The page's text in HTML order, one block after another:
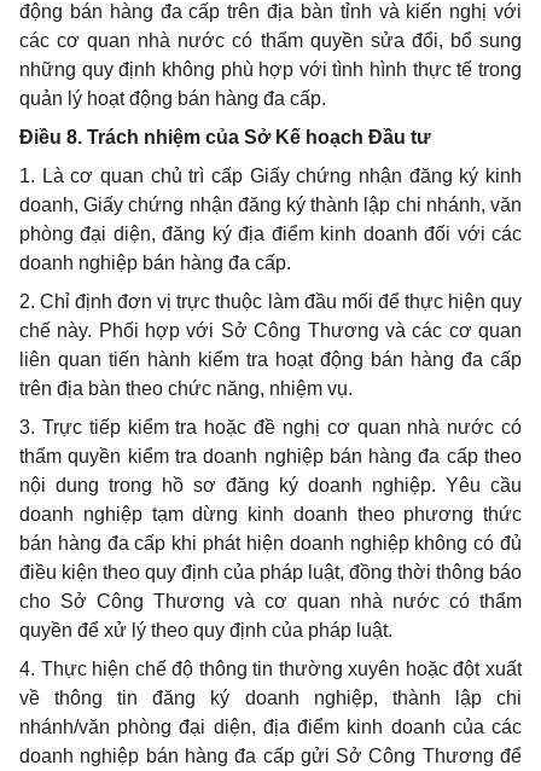
động bán hàng đa cấp trên địa bàn tỉnh và kiến nghị với
các cơ quan nhà nước có thẩm quyền sửa đổi, bổ sung
những quy định không phù hợp với tình hình thực tế trong
quản lý hoạt động bán hàng đa cấp.
Điều 8. Trách nhiệm của Sở Kế hoạch Đầu tư
1. Là cơ quan chủ trì cấp Giấy chứng nhận đăng ký kinh
doanh, Giấy chứng nhận đăng ký thành lập chi nhánh, văn
phòng đại diện, đăng ký địa điểm kinh doanh đối với các
doanh nghiệp bán hàng đa cấp.
2. Chỉ định đơn vị trực thuộc làm đầu mối để thực hiện quy
chế này. Phối hợp với Sở Công Thương và các cơ quan
liên quan tiến hành kiểm tra hoạt động bán hàng đa cấp
trên địa bàn theo chức năng, nhiệm vụ.
3. Trực tiếp kiểm tra hoặc đề nghị cơ quan nhà nước có
thẩm quyền kiểm tra doanh nghiệp bán hàng đa cấp theo
nội dung trong hồ sơ đăng ký doanh nghiệp. Yêu cầu
doanh nghiệp tạm dừng kinh doanh theo phương thức
bán hàng đa cấp khi phát hiện doanh nghiệp không có đủ
điều kiện theo quy định của pháp luật, đồng thời thông báo
cho Sở Công Thương và cơ quan nhà nước có thẩm
quyền để xử lý theo quy định của pháp luật.
4. Thực hiện chế độ thông tin thường xuyên hoặc đột xuất
về thông tin đăng ký doanh nghiệp, thành lập chi
nhánh/văn phòng đại diện, địa điểm kinh doanh của các
doanh nghiệp bán hàng đa cấp gửi Sở Công Thương để